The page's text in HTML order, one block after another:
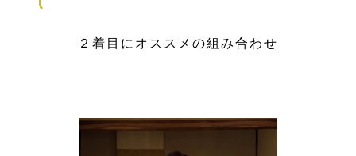
２着目にオススメの組み合わせ